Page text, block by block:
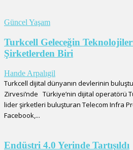
Güncel Yaşam
Turkcell Geleceğin
Şirketlerden Biri
Hande Arpalıgil
Turkcell dijital dünyanın devlerinin
Zirvesi’nde Türkiye’nin dijital operatörü
lider şirketleri buluşturan Telecom Infra
Facebook,...
Endüstri 4.0 Yerinde Tartışıldı